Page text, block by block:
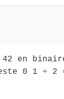
en
0 1 ÷ 2